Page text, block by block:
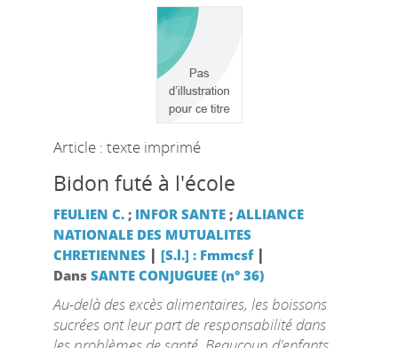
Article : texte imprimé
Bidon futé à l'école
FEULIEN C.; INFOR SANTE; ALLIANCE
NATIONALE DES MUTUALITES
CHRETIENNES | [S.l.] : Fmmcsf|
Dans SANTE CONJUGUEE (n° 36)
Au-delà des excès alimentaires, les boissons
sucrées ont leur part de responsabilité dans